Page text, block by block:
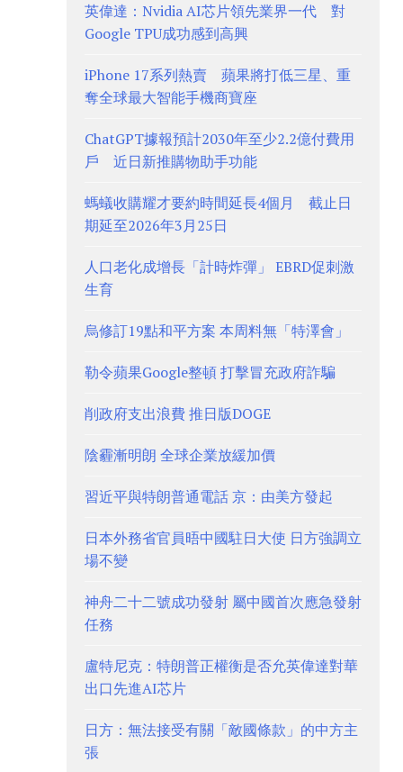
英偉達：Nvidia AI芯片領先業界一代 對
Google TPU成功感到高興
iPhone 17系列熱賣 蘋果將打低三星、重
奪全球最大智能手機商寶座
ChatGPT據報預計2030年至少2.2億付費用
戶 近日新推購物助手功能
螞蟻收購耀才要約時間延長4個月 截止日
期延至2026年3月25日
人口老化成增長「計時炸彈」 EBRD促刺激
生育
烏修訂19點和平方案 本周料無「特澤會」
勒令蘋果Google整頓 打擊冒充政府詐騙
削政府支出浪費 推日版DOGE
陰霾漸明朗 全球企業放緩加價
習近平與特朗普通電話 京：由美方發起
日本外務省官員晤中國駐日大使 日方強調立
場不變
神舟二十二號成功發射 屬中國首次應急發射
任務
盧特尼克：特朗普正權衡是否允英偉達對華
出口先進AI芯片
日方：無法接受有關「敵國條款」的中方主
張